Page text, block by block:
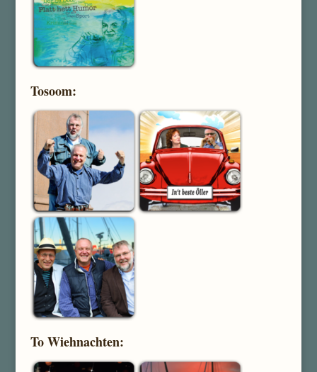
Tosoom:
To Wiehnachten: